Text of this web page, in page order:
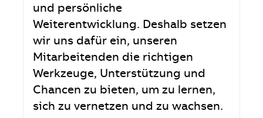
und persönliche
Weiterentwicklung. Deshalb setzen
wir uns dafür ein, unseren
Mitarbeitenden die richtigen
Werkzeuge, Unterstützung und
Chancen zu bieten, um zu lernen,
sich zu vernetzen und zu wachsen.